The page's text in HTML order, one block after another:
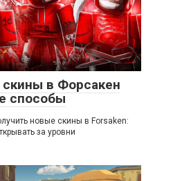
скины в Форсакен
способы
новые скины в Forsaken:
за уровни